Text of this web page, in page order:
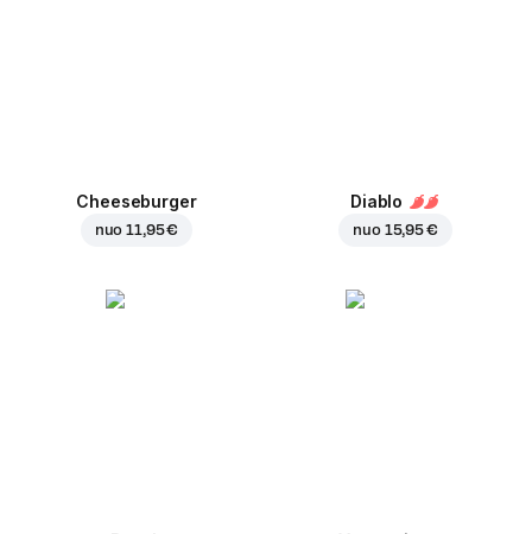
Cheeseburger
nuo11,95 €
Diablo
nuo 15,95 €